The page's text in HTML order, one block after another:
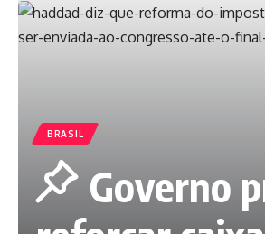
BRASIL
Governo